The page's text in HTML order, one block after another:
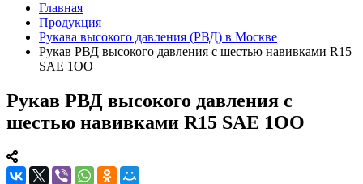
Главная
Продукция
Рукава высокого давления (РВД) в Москве
Рукав РВД выcокого давления с шестью навивками R15
SAE 1ОО
Рукав РВД выcокого давления с
шестью навивками R15 SAE 1ОО